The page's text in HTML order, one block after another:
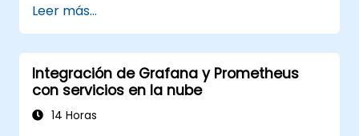
Automatizar respuestas a las alertas
para una resolución más rápida de los
problemas.
Utilizar Grafana para visualizar y
gestionar las alertas eficazmente.
Leer más...
Integración de Grafana y Prometheus
con servicios en la nube
14 Horas